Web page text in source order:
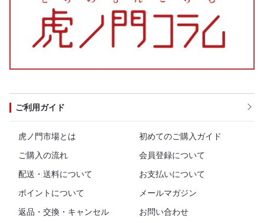
ご利用ガイド
虎ノ門市場とは
初めてのご購入ガイド
ご購入の流れ
会員登録について
配送・送料について
お支払いについて
ポイントについて
メールマガジン
返品・交換・キャンセル
お問い合わせ